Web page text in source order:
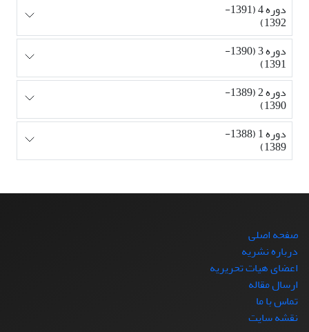
دوره 4 (1391-
1392)
دوره 3 (1390-
1391)
دوره 2 (1389-
1390)
دوره 1 (1388-
1389)
صفحه اصلی
درباره نشریه
اعضای هیات تحریریه
ارسال مقاله
تماس با ما
نقشه سایت